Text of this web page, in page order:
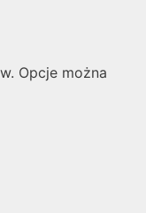
Opcje można